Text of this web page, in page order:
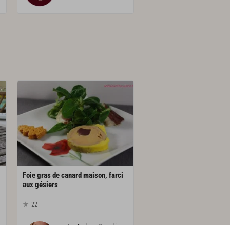
Foie gras de canard maison, farci
aux gésiers
22